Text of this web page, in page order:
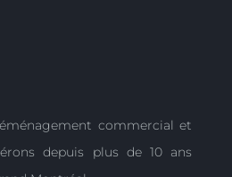
commercial et
depuis plus de 10 ans